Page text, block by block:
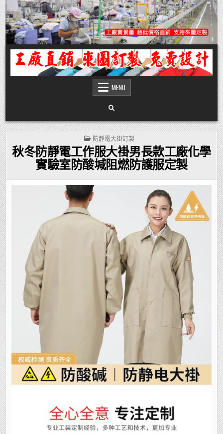
Skip
to
content
團體服
團體服製作,公司企業工作制服POLO衫T恤訂製推薦,做班系校服定製價格,台灣香
港客製化衣服裝工廠商
MENU
POSTED
IN
防靜電大褂訂製
秋冬防靜電工作服大褂男長款工廠化學
實驗室防酸堿阻燃防護服定製